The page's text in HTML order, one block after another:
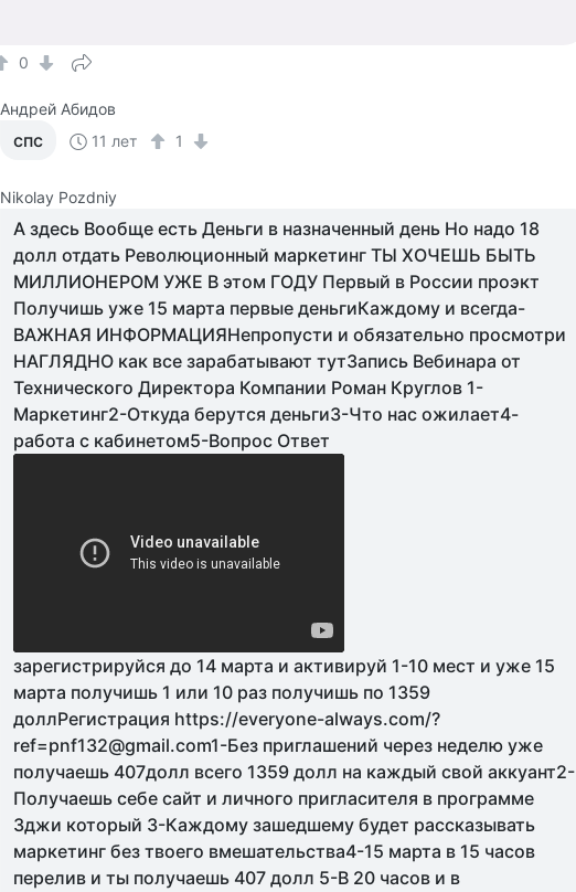
0
Андрей Абидов
спс 11 лет 1
Nikolay Pozdniy
А здесь Вообще есть Деньги в назначенный день Но надо 18
долл отдать Революционный маркетинг ТЫ ХОЧЕШЬ БЫТЬ
МИЛЛИОНЕРОМ УЖЕ В этом ГОДУ Первый в России проэкт
Получишь уже 15 марта первые деньгиКаждому и всегда-
ВАЖНАЯ ИНФОРМАЦИЯНепропусти и обязательно просмотри
НАГЛЯДНО как все зарабатывают тутЗапись Вебинара от
Технического Директора Компании Роман Круглов 1-
Маркетинг2-Откуда берутся деньги3-Что нас ожилает4-
работа с кабинетом5-Вопрос Ответ
зарегистрируйся до 14 марта и активируй 1-10 мест и уже 15
марта получишь 1 или 10 раз получишь по 1359
доллРегистрация https://everyone-always.com/?
ref=pnf132@gmail.com1-Без приглашений через неделю уже
получаешь 407долл всего 1359 долл на каждый свой аккуант2-
Получаешь себе сайт и личного пригласителя в программе
3джи который 3-Каждому зашедшему будет рассказывать
маркетинг без твоего вмешательства4-15 марта в 15 часов
перелив и ты получаешь 407 долл 5-В 20 часов и в